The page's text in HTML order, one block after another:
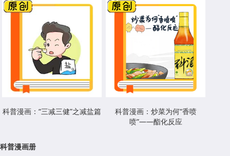
科普漫画：“三减三健”之减盐篇
科普漫画：炒菜为何“香喷
喷”——酯化反应
科普漫画册